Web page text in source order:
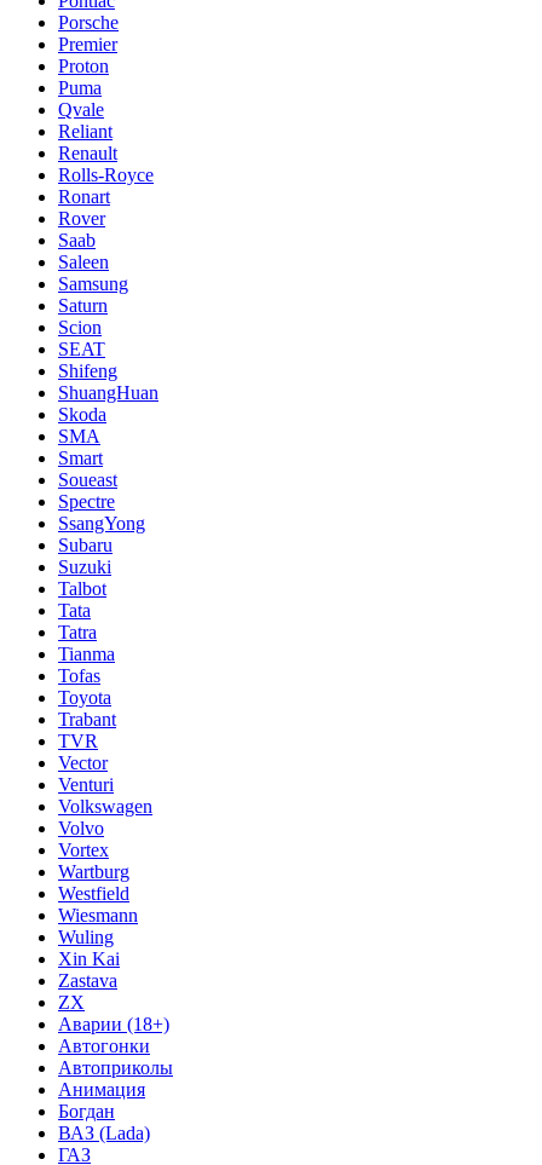
Porsche
Premier
Proton
Puma
Qvale
Reliant
Renault
Rolls-Royce
Ronart
Rover
Saab
Saleen
Samsung
Saturn
Scion
SEAT
Shifeng
ShuangHuan
Skoda
SMA
Smart
Soueast
Spectre
SsangYong
Subaru
Suzuki
Talbot
Tata
Tatra
Tianma
Tofas
Toyota
Trabant
TVR
Vector
Venturi
Volkswagen
Volvo
Vortex
Wartburg
Westfield
Wiesmann
Wuling
Xin Kai
Zastava
ZX
Аварии (18+)
Автогонки
Автоприколы
Анимация
Богдан
ВАЗ (Lada)
ГАЗ